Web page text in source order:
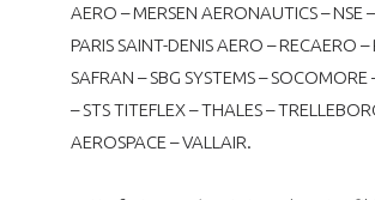
EMPLOI & FORMATION
DOCUMENTS & BROCHURES
RAPPORTS D'ACTIVITÉS
AERO – MERSEN AERONAUTICS – NSE
PARIS SAINT-DENIS AERO – RECAERO –
SAFRAN – SBG SYSTEMS – SOCOMORE
– STS TITEFLEX – THALES –
AEROSPACE – VALLAIR.